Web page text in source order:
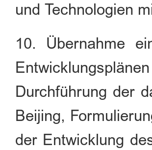
und Technologien
10. Übernahme
Durchführung der
Beijing,
der Entwicklung